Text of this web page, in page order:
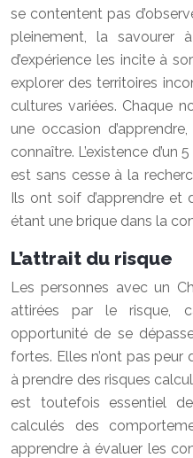
se contentent pas
pleinement, la savourer
d’expérience les incite à
explorer des territoires
cultures variées. Chaque
une occasion
connaître. L’existence
est sans cesse à la
Ils ont soif d’apprendre et
étant une brique dans la
L’attrait du risque
Les personnes avec un
attirées par le risque,
opportunité de se
fortes. Elles n’ont pas peur
à prendre des risques
est toutefois essentiel
calculés des
apprendre à évaluer les